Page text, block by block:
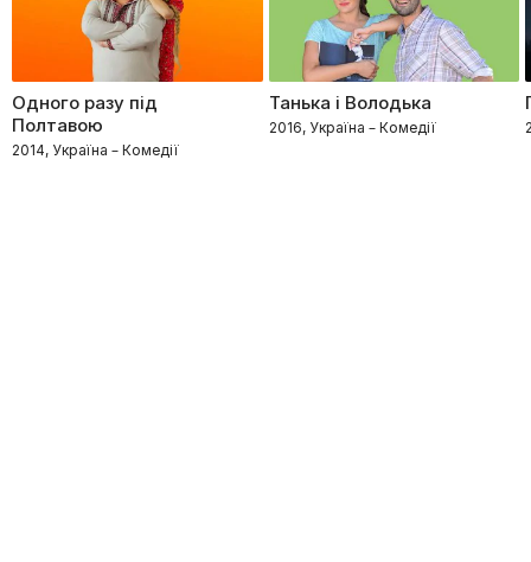
Одного разу під
Полтавою
2014, Україна – Комедії
Танька і Володька
2016, Україна – Комедії